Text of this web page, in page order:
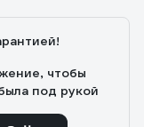
24.07.2017
и надежный из
чтобы
под рукой